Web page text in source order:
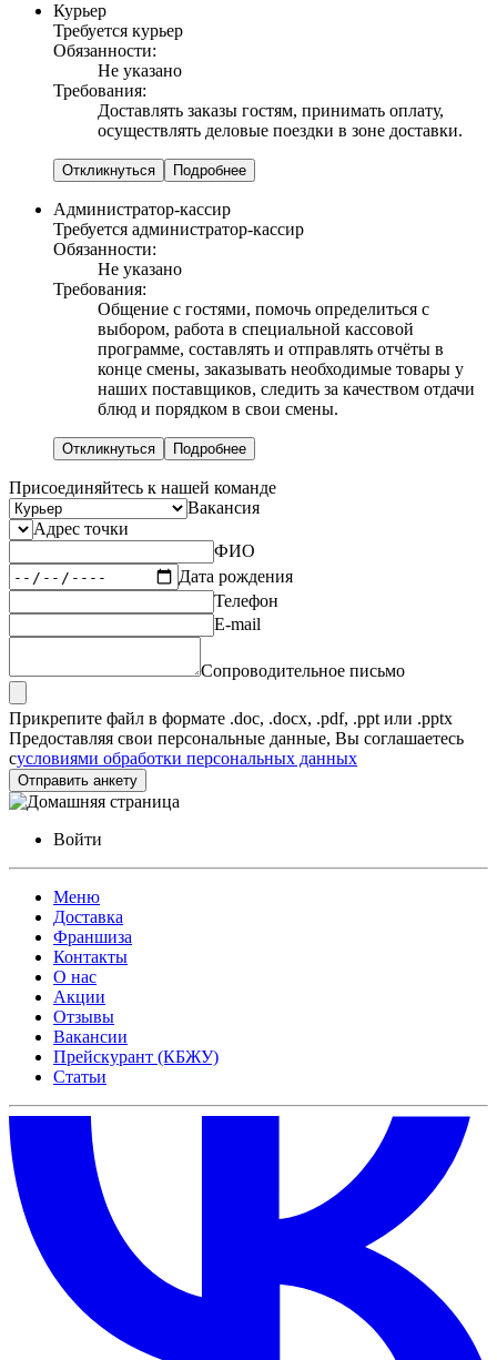
Курьер
Требуется курьер
Обязанности:
Не указано
Требования:
Доставлять заказы гостям, принимать оплату,
осуществлять деловые поездки в зоне доставки.
Откликнуться Подробнее
Администратор-кассир
Требуется администратор-кассир
Обязанности:
Не указано
Требования:
Общение с гостями, помочь определиться с
выбором, работа в специальной кассовой
программе, составлять и отправлять отчёты в
конце смены, заказывать необходимые товары у
наших поставщиков, следить за качеством отдачи
блюд и порядком в свои смены.
Откликнуться Подробнее
Присоединяйтесь к нашей команде
Вакансия
Адрес точки
ФИО
Дата рождения
Телефон
E-mail
Сопроводительное письмо
Прикрепите файл в формате .doc, .docx, .pdf, .ppt или .pptx
Предоставляя свои персональные данные, Вы соглашаетесь
сусловиями обработки персональных данных
Отправить анкету
Войти
Меню
Доставка
Франшиза
Контакты
О нас
Акции
Отзывы
Вакансии
Прейскурант (КБЖУ)
Статьи